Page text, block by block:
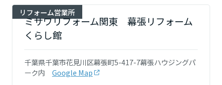
インテリア
住まいづくりガイド
土地活用モデルルーム見学
土地活用実例
法人のお客さま
リフォームメニュー
リフォーム事例
事業用
複合開発事業（ASMACI-アスマチ-）
再開発・官民連携事業
分譲マンション開発事業
収益不動産・投資開発事業
サポートメニュー
住まいるりんぐ（ロングサポート）
保証制度
企業・IR情報
企業・IR
ニュース
展示場・イベント情報
住まいのご相談
リフォーム営業所
ミサワリフォーム関東 幕張リフォーム
くらし館
千葉県千葉市花見川区幕張町5-417-7幕張ハウジングパ
ーク内
Google Map
岩手県
宮城県